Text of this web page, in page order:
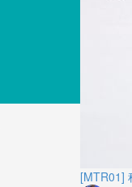
[MTR01]